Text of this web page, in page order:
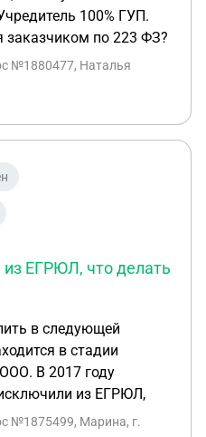
товариществ? Как
было созвано общее
на котором глава
этом колхозникам
акционерное
заявив, что их
форма ведения
между колхозом и
Глава
колхозникам
их имущественных и
и земельном
100% ГУП.
заказчиком по 223 ФЗ?
№1880477, Наталья
ЕГРЮЛ, что делать
в следующей
в стадии
В 2017 году
из ЕГРЮЛ,
№1875499, Марина, г.